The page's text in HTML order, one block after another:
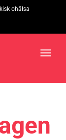
ohälsa